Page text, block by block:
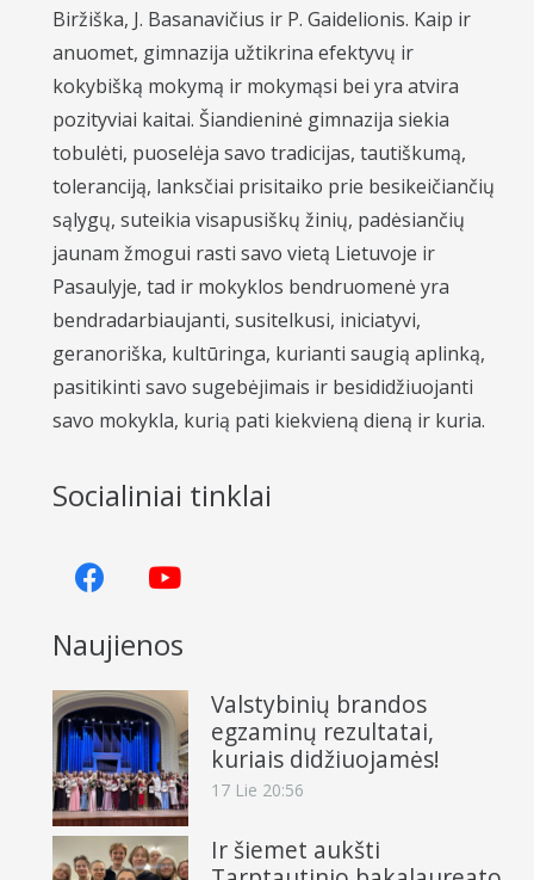
Biržiška, J. Basanavičius ir P. Gaidelionis. Kaip ir
anuomet, gimnazija užtikrina efektyvų ir
kokybišką mokymą ir mokymąsi bei yra atvira
pozityviai kaitai. Šiandieninė gimnazija siekia
tobulėti, puoselėja savo tradicijas, tautiškumą,
toleranciją, lanksčiai prisitaiko prie besikeičiančių
sąlygų, suteikia visapusiškų žinių, padėsiančių
jaunam žmogui rasti savo vietą Lietuvoje ir
Pasaulyje, tad ir mokyklos bendruomenė yra
bendradarbiaujanti, susitelkusi, iniciatyvi,
geranoriška, kultūringa, kurianti saugią aplinką,
pasitikinti savo sugebėjimais ir besididžiuojanti
savo mokykla, kurią pati kiekvieną dieną ir kuria.
Socialiniai tinklai
Naujienos
Valstybinių brandos
egzaminų rezultatai,
kuriais didžiuojamės!
17 Lie 20:56
Ir šiemet aukšti